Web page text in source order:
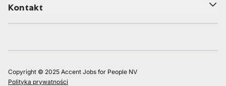
Kontakt
Copyright © 2025 Accent Jobs for People NV
Polityka prywatności